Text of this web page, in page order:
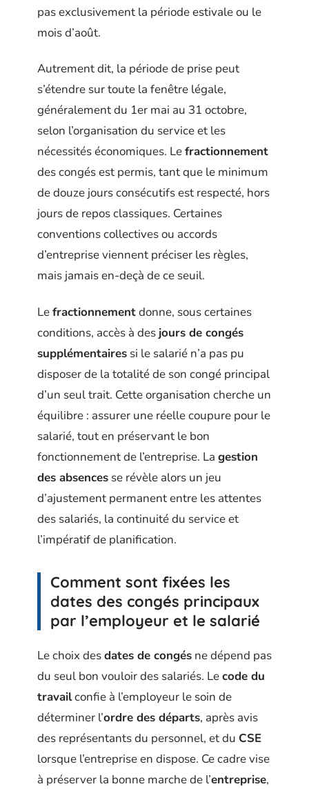
pas exclusivement la période estivale ou le
mois d’août.
Autrement dit, la période de prise peut
s’étendre sur toute la fenêtre légale,
généralement du 1er mai au 31 octobre,
selon l’organisation du service et les
nécessités économiques. Lefractionnement
des congés est permis, tant que le minimum
de douze jours consécutifs est respecté, hors
jours de repos classiques. Certaines
conventions collectives ou accords
d’entreprise viennent préciser les règles,
mais jamais en-deçà de ce seuil.
Lefractionnementdonne, sous certaines
conditions, accès à des jours de congés
supplémentaires si le salarié n’a pas pu
disposer de la totalité de son congé principal
d’un seul trait. Cette organisation cherche un
équilibre : assurer une réelle coupure pour le
salarié, tout en préservant le bon
fonctionnement de l’entreprise. La gestion
des absences se révèle alors un jeu
d’ajustement permanent entre les attentes
des salariés, la continuité du service et
l’impératif de planification.
Comment sont fixées les
dates des congés principaux
par l’employeur et le salarié
Le choix desdates de congés ne dépend pas
du seul bon vouloir des salariés. Lecode du
travailconfie à l’employeur le soin de
déterminer l’ordre des départs, après avis
des représentants du personnel, et du CSE
lorsque l’entreprise en dispose. Ce cadre vise
à préserver la bonne marche de l’entreprise,